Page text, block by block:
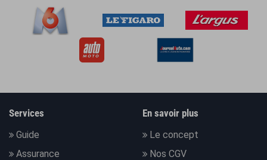
Services
Guide
Assurance
En savoir plus
Le concept
Nos CGV